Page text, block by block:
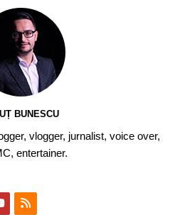
BUNESCU
vlogger, jurnalist, voice over,
entertainer.